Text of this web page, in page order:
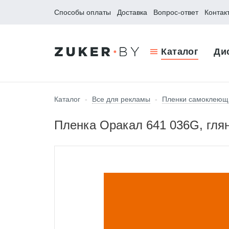
Способы оплаты Доставка Вопрос-ответ
Каталог
Каталог - Все для рекламы - Пленки
Пленка Оракал 641 036G,